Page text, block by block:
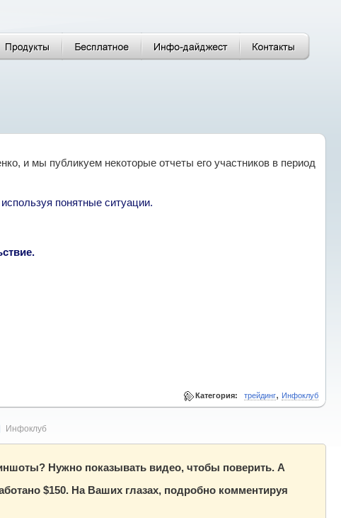
и мы публикуем некоторые отчеты его участников в период
понятные ситуации.
Категория: трейдинг, Инфоклуб
Инфоклуб
Нужно показывать видео, чтобы поверить. А
$150. На Ваших глазах, подробно комментируя